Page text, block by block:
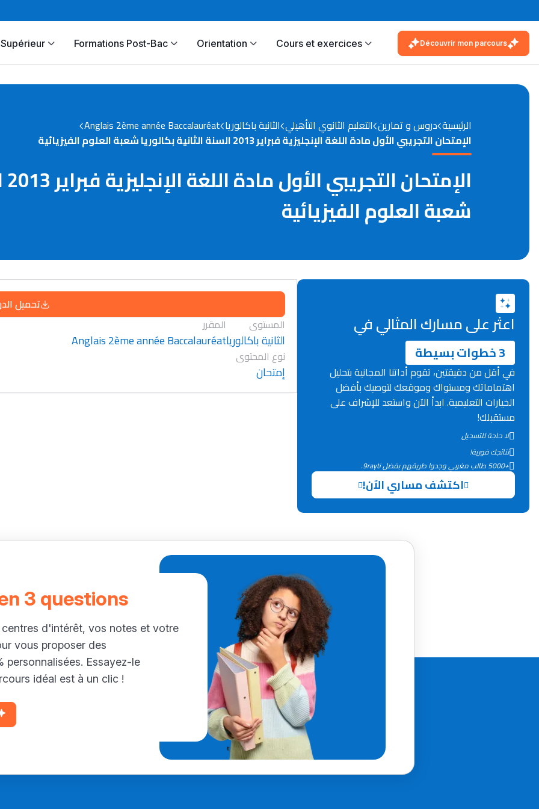
Formations Post-Bac Orientation Cours et exercices Découvrir mon parcours
الرئيسية دروس و تمارين التعليم الثانوي التأهيلي الثانية باكالوريا Anglais 2ème année Baccalauréat
الإمتحان التجريبي الأول مادة اللغة الإنجليزية فبراير 2013 السنة الثانية بكالوريا شعبة العلوم الفيزيائية
شعبة العلوم الفيزيائية
تحميل
المستوى
الثانية باكالوريا
المقرر
Anglais 2ème année Baccalauréat
نوع المحتوى
إمتحان
اعثر على مسارك المثالي في
3 خطوات بسيطة
في أقل من دقيقتين، تقوم أداتنا المجانية بتحليل
اهتماماتك ومستواك وموقعك لتوصيك بأفضل
الخيارات التعليمية. ابدأ الآن واستعد للإشراف على
مستقبلك!
لا حاجة للتسجيل
نتائجك فورية!
+5000 طالب مغربي وجدوا طريقهم بفضل 9rayti.
اكتشف مساري الآن!
3 questions
d'intérêt, vos notes et votre
vous proposer des
personnalisées. Essayez-le
idéal est à un clic !